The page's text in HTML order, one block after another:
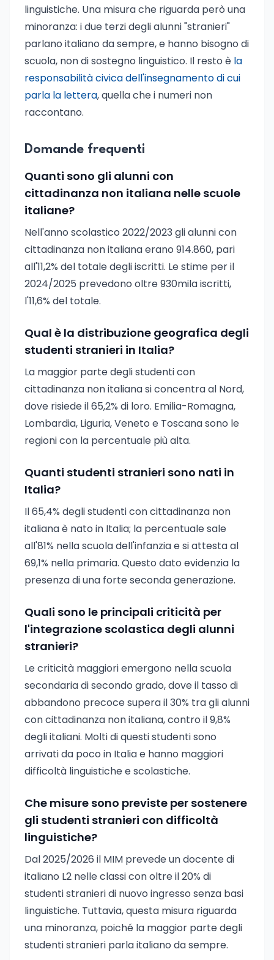
linguistiche. Una misura che riguarda però una
minoranza: i due terzi degli alunni "stranieri"
parlano italiano da sempre, e hanno bisogno di
scuola, non di sostegno linguistico. Il resto è la
responsabilità civica dell'insegnamento di cui
parla la lettera, quella che i numeri non
raccontano.
Domande frequenti
Quanti sono gli alunni con
cittadinanza non italiana nelle scuole
italiane?
Nell'anno scolastico 2022/2023 gli alunni con
cittadinanza non italiana erano 914.860, pari
all'11,2% del totale degli iscritti. Le stime per il
2024/2025 prevedono oltre 930mila iscritti,
l'11,6% del totale.
Qual è la distribuzione geografica degli
studenti stranieri in Italia?
La maggior parte degli studenti con
cittadinanza non italiana si concentra al Nord,
dove risiede il 65,2% di loro. Emilia-Romagna,
Lombardia, Liguria, Veneto e Toscana sono le
regioni con la percentuale più alta.
Quanti studenti stranieri sono nati in
Italia?
Il 65,4% degli studenti con cittadinanza non
italiana è nato in Italia; la percentuale sale
all'81% nella scuola dell'infanzia e si attesta al
69,1% nella primaria. Questo dato evidenzia la
presenza di una forte seconda generazione.
Quali sono le principali criticità per
l'integrazione scolastica degli alunni
stranieri?
Le criticità maggiori emergono nella scuola
secondaria di secondo grado, dove il tasso di
abbandono precoce supera il 30% tra gli alunni
con cittadinanza non italiana, contro il 9,8%
degli italiani. Molti di questi studenti sono
arrivati da poco in Italia e hanno maggiori
difficoltà linguistiche e scolastiche.
Che misure sono previste per sostenere
gli studenti stranieri con difficoltà
linguistiche?
Dal 2025/2026 il MIM prevede un docente di
italiano L2 nelle classi con oltre il 20% di
studenti stranieri di nuovo ingresso senza basi
linguistiche. Tuttavia, questa misura riguarda
una minoranza, poiché la maggior parte degli
studenti stranieri parla italiano da sempre.